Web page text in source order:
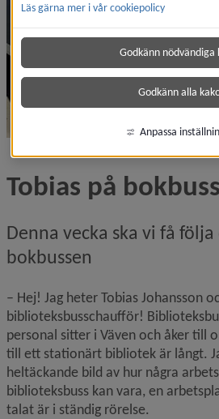
Tobias på
Denna vecka ska vi få
bokbussen
– Hej! Jag heter Tobias Johansson
biblioteksbusschaufför!
personal sitter i Väven och åker till
till ett stationärt bibliotek är långt.
heltäckande bild av hur några
biblioteksbuss kan vara, en
talat är i ständig rörelse.
Läs gärna mer i vår cookiepolicy
Godkänn nödvändiga
Godkänn alla
Anpassa